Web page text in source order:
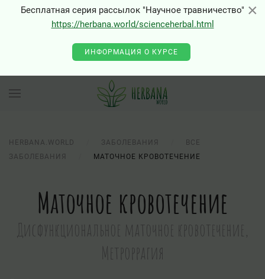
×
Бесплатная серия рассылок "Научное травничество"
https://herbana.world/scienceherbal.html
ИНФОРМАЦИЯ О КУРСЕ
HERBANA.WORLD ЗАБОЛЕВАНИЯ
ВСЕ
ЗАБОЛЕВАНИЯ
МАТОЧНОЕ КРОВОТЕЧЕНИЕ
Маточное кровотечение
Дисфункциональное маточное кровотечение,
Метроррагия
×